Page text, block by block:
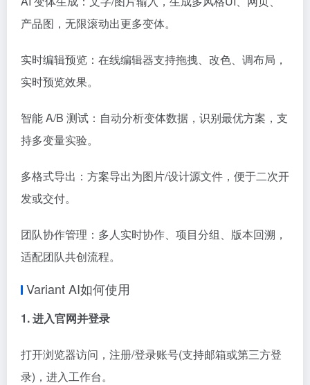
产品图，无限滚动出更多变体。
实时编辑预览：在线编辑器支持拖拽、改色、调布局，
实时预览效果。
智能 A/B 测试：自动分析变体数据，识别最优方案，支
持多变量实验。
多格式导出：方案导出为图片/设计源文件，便于二次开
发或交付。
团队协作管理：多人实时协作、项目分组、版本回溯，
适配团队共创流程。
Variant AI如何使用
1. 进入官网并登录
打开浏览器访问，注册/登录账号(支持邮箱或第三方登
录)，进入工作台。